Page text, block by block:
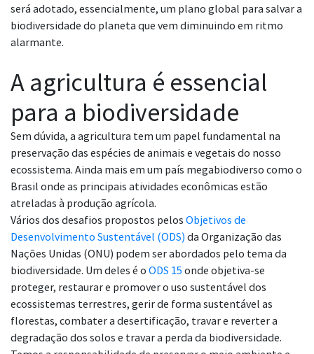
será adotado, essencialmente, um plano global para salvar a
biodiversidade do planeta que vem diminuindo em ritmo
alarmante.
A agricultura é essencial
para a biodiversidade
Sem dúvida, a agricultura tem um papel fundamental na
preservação das espécies de animais e vegetais do nosso
ecossistema. Ainda mais em um país megabiodiverso como o
Brasil onde as principais atividades econômicas estão
atreladas à produção agrícola.
Vários dos desafios propostos pelos Objetivos de
Desenvolvimento Sustentável (ODS) da Organização das
Nações Unidas (ONU) podem ser abordados pelo tema da
biodiversidade. Um deles é o ODS 15 onde objetiva-se
proteger, restaurar e promover o uso sustentável dos
ecossistemas terrestres, gerir de forma sustentável as
florestas, combater a desertificação, travar e reverter a
degradação dos solos e travar a perda da biodiversidade.